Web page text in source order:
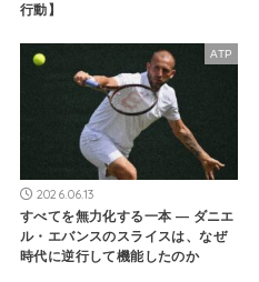
行動】
ATP
2026.06.13
すべてを無力化する一本 — ダニエ
ル・エバンスのスライスは、なぜ
時代に逆行して機能したのか